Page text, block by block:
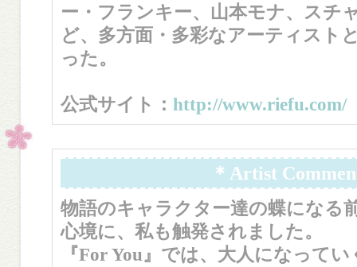
ー・フランキー、山本モナ、スチ
ど、多方面・多彩なアーティスト
った。
公式サイト： http://www.riefu.com/
＊Artist
物語のキャラクター達の蝶になる
心境に、私も触発されました。
『For You』では、大人になって